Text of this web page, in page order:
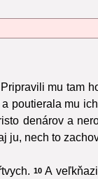
Pripravili mu tam
poutierala mu
denárov a
ju, nech to
10 A